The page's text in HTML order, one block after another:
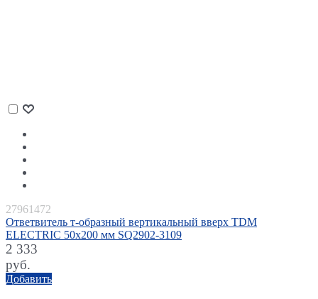
27961472
Ответвитель т-образный вертикальный вверх TDM
ELECTRIC 50x200 мм SQ2902-3109
2 333
руб.
Добавить